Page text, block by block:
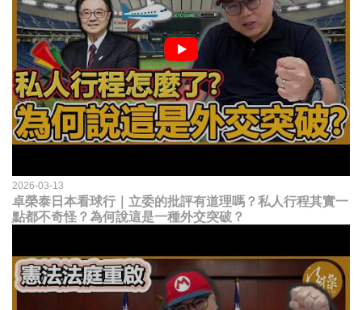
2026-03-13
卓榮泰日本看球行｜立委的批評有道理嗎？私人行程其實一
點都不奇怪？為何說這是一種外交突破？